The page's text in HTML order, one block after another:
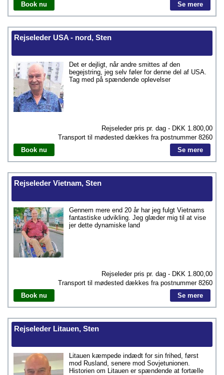
Book nu
Se mere
Rejseleder USA - nord, Sten
Det er dejligt, når andre smittes af den
begejstring, jeg selv føler for denne del af USA.
Tag med på spændende oplevelser
Rejseleder pris pr. dag - DKK 1.800,00
Transport til mødested dækkes fra postnummer 8260
Book nu
Se mere
Rejseleder Vietnam, Sten
Gennem mere end 20 år har jeg fulgt Vietnams
fantastiske udvikling. Jeg glæder mig til at vise
jer dette dynamiske land
Rejseleder pris pr. dag - DKK 1.800,00
Transport til mødested dækkes fra postnummer 8260
Book nu
Se mere
Rejseleder Litauen, Sten
Litauen kæmpede indædt for sin frihed, først
mod Rusland, senere mod Sovjetunionen.
Historien om Litauen er spændende at fortælle